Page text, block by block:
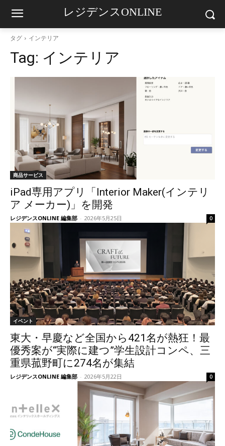
レジデンスONLINE
タグ インテリア
Tag: インテリア
商品サービス
iPad専用アプリ「Interior Maker(インテリ
ア メーカー)」を開発
レジデンスONLINE 編集部 - 2026年5月25日 0
イベント
東大・早慶など全国から421名が熱狂！最
優秀案が“実際に建つ”学生設計コンペ、三
重県菰野町に274名が集結
レジデンスONLINE 編集部 - 2026年5月22日 0